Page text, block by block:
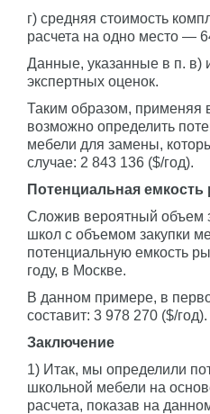
г) средняя стоимость
расчета на одно место —
Данные, указанные в п. в)
экспертных оценок.
Таким образом, применяя
возможно определить
мебели для замены,
случае: 2 843 136 ($/год).
Потенциальная емкость
Сложив вероятный объем
школ с объемом закупки
потенциальную емкость
году, в Москве.
В данном примере, в
составит: 3 978 270 ($/год).
Заключение
1) Итак, мы определили
школьной мебели на
расчета, показав на